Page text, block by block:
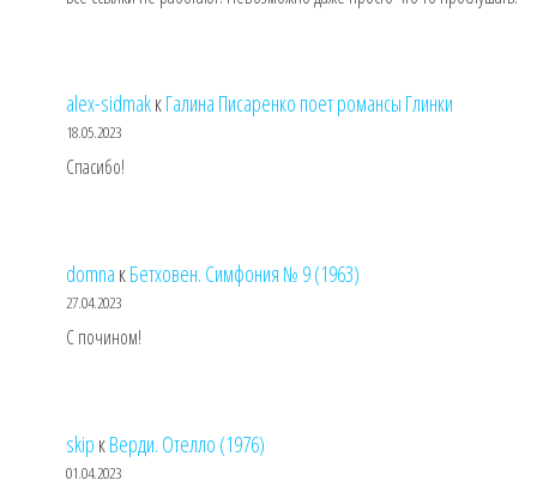
alex-sidmakкГалина Писаренко поет романсы Глинки
18.05.2023
Спасибо!
domna кБетховен. Симфония № 9 (1963)
27.04.2023
С почином!
skip кВерди. Отелло (1976)
01.04.2023